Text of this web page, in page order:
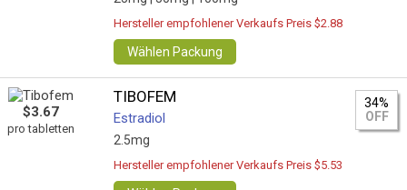
Hersteller empfohlener Verkaufs Preis $2.88
Wählen Packung
$3.67
pro tabletten
TIBOFEM
Estradiol
2.5mg
34%
OFF
Hersteller empfohlener Verkaufs Preis $5.53